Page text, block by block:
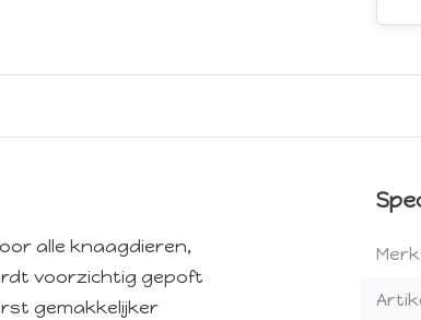
alle knaagdieren,
voorzichtig gepoft
gemakkelijker